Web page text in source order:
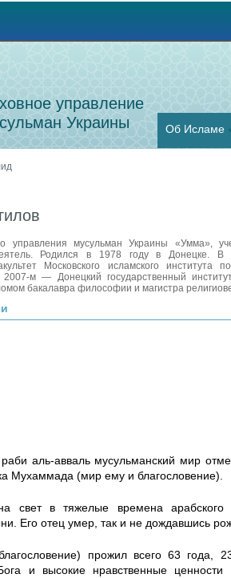
управление
Украины
Об Исламе
управления мусульман Украины «Умма»,
Родился в 1978 году в Донецке. В
Московского исламского института
— Донецкий государственный институт
бакалавра философии и магистра
аль-авваль мусульманский мир
Мухаммада (мир ему и благословение).
свет в тяжелые времена арабского
Его отец умер, так и не дождавшись
прожил всего 63 года,
и высокие нравственные